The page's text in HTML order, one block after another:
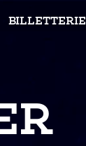
BILLETTERIE